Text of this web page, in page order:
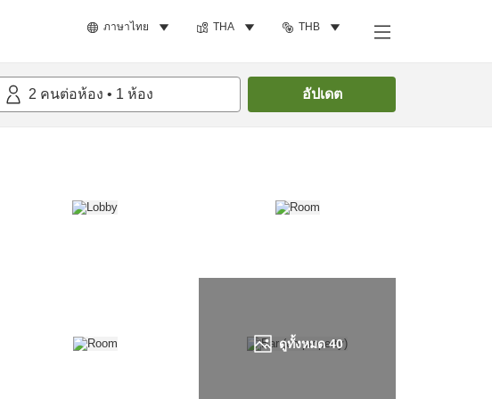
ภาษาไทย THA THB
2 คนต่อห้อง • 1 ห้อง อัปเดต
ดูทั้งหมด40
ค้นหาห้องพัก